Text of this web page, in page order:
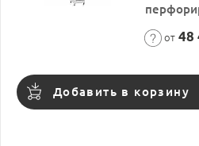
от 48
Добавить в корзину